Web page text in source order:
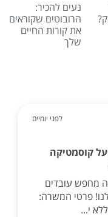
נעים להכיר:
הרובוטים שקוראים
את קורות החיים
שלך
לפני יומיים
קוסמטיקה
מחפש עובדים
פרטי המשרה: